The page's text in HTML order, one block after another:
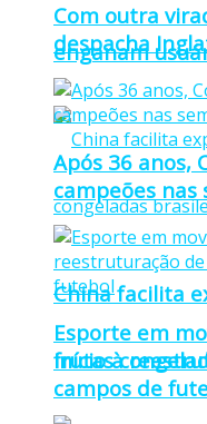
enganam
China facilita
frutas
Com outra
despacha
Após 36 anos,
campeões nas
Esporte em
início à
campos de